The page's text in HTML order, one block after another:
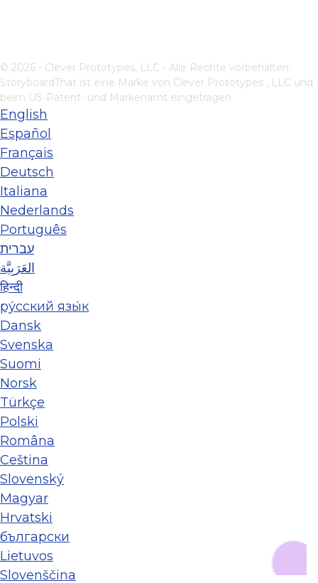
© 2026 - Clever Prototypes, LLC - Alle Rechte vorbehalten.
StoryboardThat ist eine Marke von Clever Prototypes , LLC und
beim US-Patent- und Markenamt eingetragen
English
Español
Français
Deutsch
Italiana
Nederlands
Português
עברית
العَرَبِيَّة
हिन्दी
ру́сский язы́к
Dansk
Svenska
Suomi
Norsk
Türkçe
Polski
Româna
Ceština
Slovenský
Magyar
Hrvatski
български
Lietuvos
Slovenščina